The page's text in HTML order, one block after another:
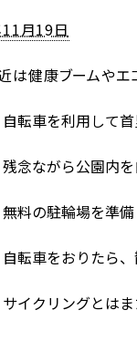
月19日
健康ブームやエコ
を利用して首里
がら公園内を自
駐輪場を準備し
をおりたら、散
リングとはまた